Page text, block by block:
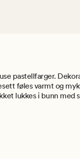
pastellfarger.
føles varmt og
lukkes i bunn med